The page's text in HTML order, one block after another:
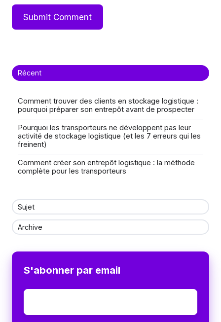
Récent
Comment trouver des clients en stockage logistique :
pourquoi préparer son entrepôt avant de prospecter
Pourquoi les transporteurs ne développent pas leur
activité de stockage logistique (et les 7 erreurs qui les
freinent)
Comment créer son entrepôt logistique : la méthode
complète pour les transporteurs
Sujet
Archive
S'abonner par email
Email